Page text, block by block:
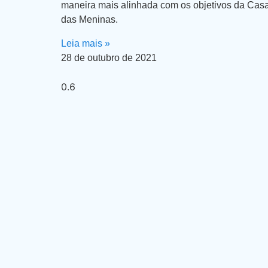
maneira mais alinhada com os objetivos da
das Meninas.
Leia mais »
28 de outubro de 2021